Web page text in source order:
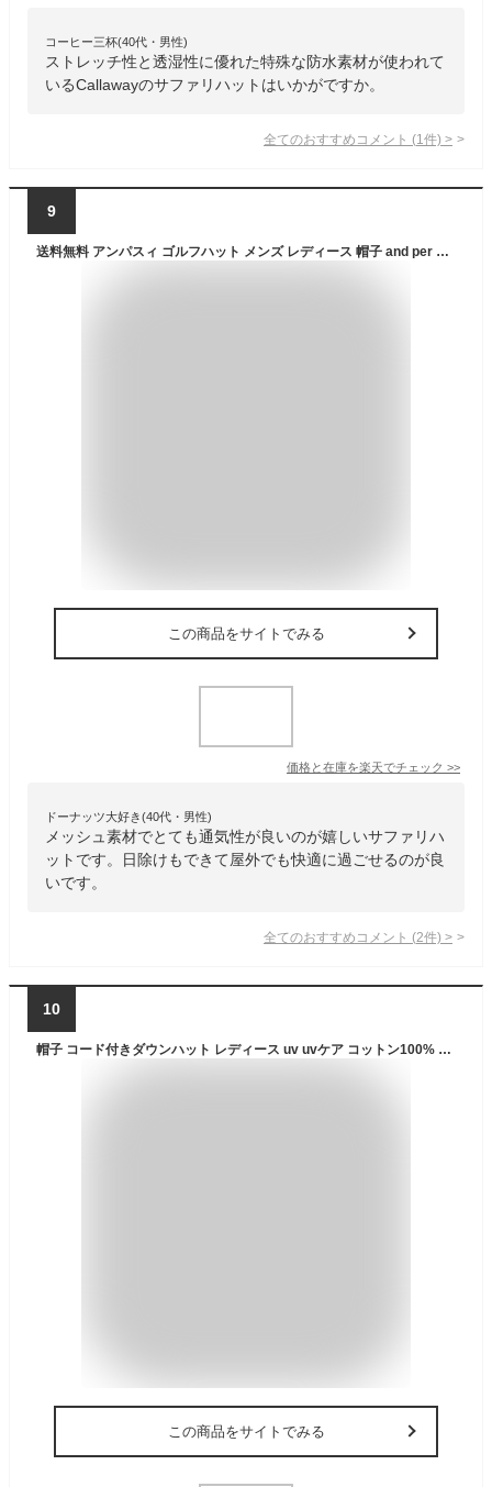
コーヒー三杯(40代・男性)
ストレッチ性と透湿性に優れた特殊な防水素材が使われて
いるCallawayのサファリハットはいかがですか。
全てのおすすめコメント (1 件) >
9
送料無料 アンパスィ ゴルフハット メンズ レディース 帽子 and per se サファリハット あご紐付き メッシュハット ユニセックス 通気性 ぼうし ゴルフウェア アクセサリー 男女兼用 スポーツキャップ ブランド アパレル GOLF メンズ帽子 レディース帽子/AUF8605
この商品をサイトでみる
価格と在庫を楽天でチェック >>
ドーナッツ大好き(40代・男性)
メッシュ素材でとても通気性が良いのが嬉しいサファリハ
ットです。日除けもできて屋外でも快適に過ごせるのが良
いです。
全てのおすすめコメント (2件) >
10
帽子 コード付きダウンハット レディース uv uvケア コットン100% 春夏 夏 日焼け防止 ハット サファリハット 紫外線 防止 ゴルフ 日除け 日よけ ひよけ 紐付き 大きめ 大きいサイズ つば広 折りたたみ あご紐 小顔効果 母の日
この商品をサイトでみる